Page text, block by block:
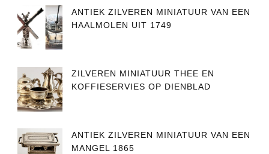
ANTIEK ZILVEREN MINIATUUR VAN EEN
HAALMOLEN UIT 1749
ZILVEREN MINIATUUR THEE EN
KOFFIESERVIES OP DIENBLAD
ANTIEK ZILVEREN MINIATUUR VAN EEN
MANGEL 1865